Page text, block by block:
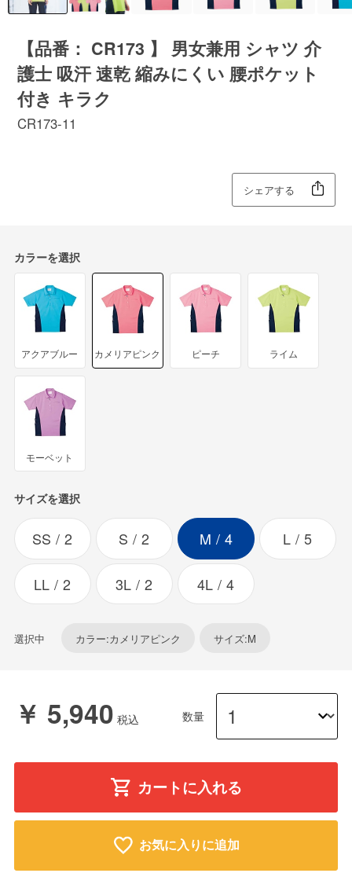
【品番： CR173 】 男女兼用 シャツ 介
護士 吸汗 速乾 縮みにくい 腰ポケット
付き キラク
CR173-11
シェアする
カラーを選択
アクアブルー カメリアピンク ピーチ ライム
モーベット
サイズを選択
SS 2 S 2 M 4 L 5
LL 2 3L 2 4L 4
選択中 カラー:カメリアピンク サイズ:M
￥ 5,940 数量
カートに入れる
お気に入りに追加